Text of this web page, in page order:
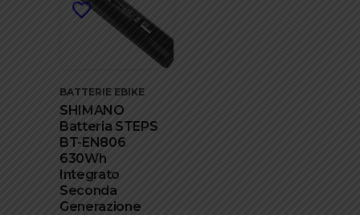
BATTERIE EBIKE
SHIMANO
Batteria STEPS
BT-EN806
630Wh
Integrato
Seconda
Generazione